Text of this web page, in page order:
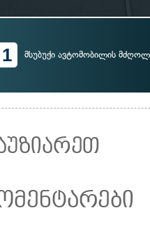
1 მსუბუქი ავტომობილის